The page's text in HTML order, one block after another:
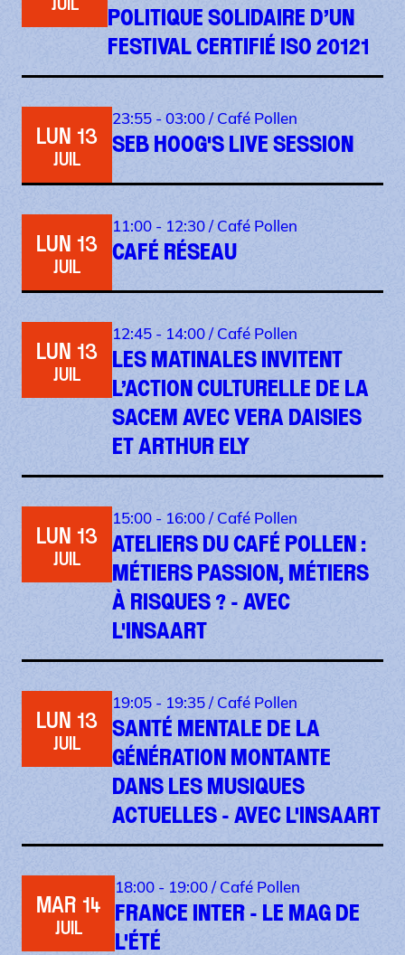
POLITIQUE SOLIDAIRE D’UN
FESTIVAL CERTIFIÉ ISO 20121
LUN 13
JUIL
23:55 - 03:00 /Café Pollen
SEB HOOG'S LIVE SESSION
LUN 13
JUIL
11:00 - 12:30 /Café Pollen
CAFÉ RÉSEAU
LUN 13
JUIL
12:45 - 14:00 /Café Pollen
LES MATINALES INVITENT
L’ACTION CULTURELLE DE LA
SACEM AVEC VERA DAISIES
ET ARTHUR ELY
LUN 13
JUIL
15:00 - 16:00 /Café Pollen
ATELIERS DU CAFÉ POLLEN :
MÉTIERS PASSION, MÉTIERS
À RISQUES ? - AVEC
L'INSAART
LUN 13
JUIL
19:05 - 19:35 /Café Pollen
SANTÉ MENTALE DE LA
GÉNÉRATION MONTANTE
DANS LES MUSIQUES
ACTUELLES - AVEC L'INSAART
MAR 14
JUIL
18:00 - 19:00 /Café Pollen
FRANCE INTER - LE MAG DE
L'ÉTÉ